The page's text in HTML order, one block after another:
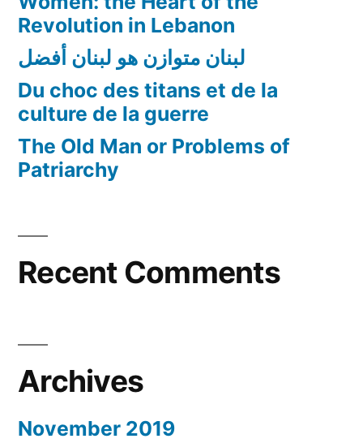
Revolution in Lebanon
لبنان متوازن هو لبنان أفضل
Du choc des titans et de la
culture de la guerre
The Old Man or Problems of
Patriarchy
Recent Comments
Archives
November 2019